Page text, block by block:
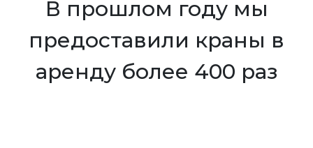
В прошлом году мы
предоставили краны в
аренду более 400 раз